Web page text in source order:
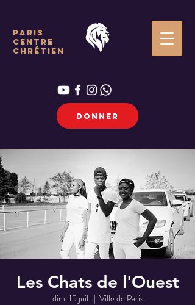
paris
centre
chrétien
DONNER
Les Chats de l'Ouest
dim. 15 juil.
  |
Ville de Paris